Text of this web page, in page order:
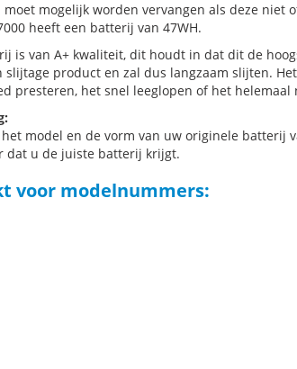
mogelijk worden vervangen als deze niet
heeft een batterij van 47WH.
is van A+ kwaliteit, dit houdt in dat dit de
slijtage product en zal dus langzaam slijten.
presteren, het snel leeglopen of het
model en de vorm van uw originele batterij
dat u de juiste batterij krijgt.
voor modelnummers: